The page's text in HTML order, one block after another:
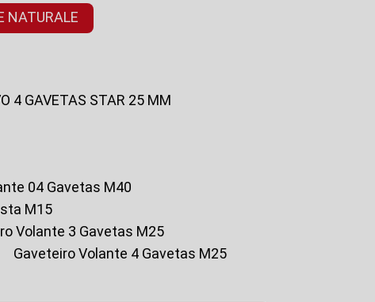
NATURALE
4 GAVETAS STAR 25 MM
04 Gavetas M40
M15
Volante 3 Gavetas M25
Gaveteiro Volante 4 Gavetas M25